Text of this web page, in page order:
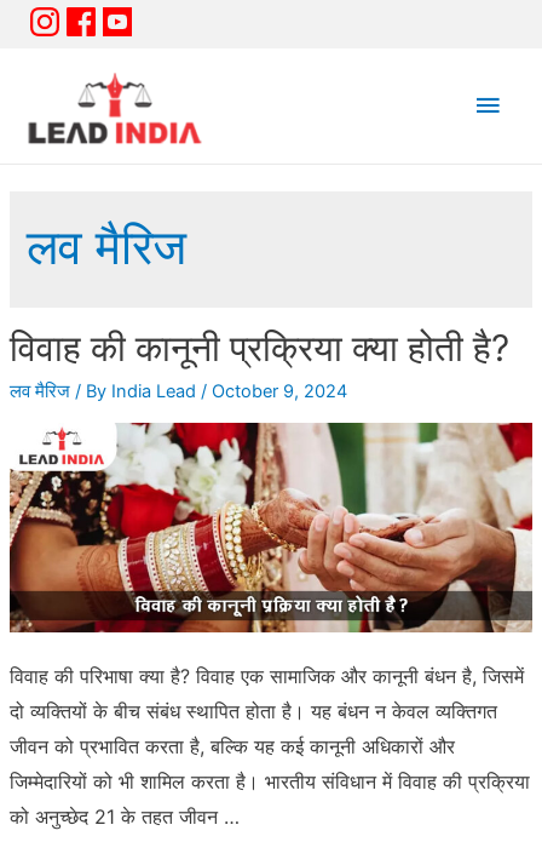
Main
लव मैरिज
विवाह की कानूनी प्रक्रिया क्या होती है?
लव मैरिज/ By India Lead / October 9, 2024
विवाह की परिभाषा क्या है? विवाह एक सामाजिक और कानूनी बंधन है, जिसमें
दो व्यक्तियों के बीच संबंध स्थापित होता है। यह बंधन न केवल व्यक्तिगत
जीवन को प्रभावित करता है, बल्कि यह कई कानूनी अधिकारों और
जिम्मेदारियों को भी शामिल करता है। भारतीय संविधान में विवाह की प्रक्रिया
को अनुच्छेद 21 के तहत जीवन …